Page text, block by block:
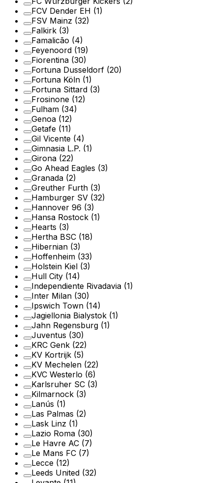
FCV Dender EH (1)
FSV Mainz (32)
Falkirk (3)
Famalicão (4)
Feyenoord (19)
Fiorentina (30)
Fortuna Dusseldorf (20)
Fortuna Köln (1)
Fortuna Sittard (3)
Frosinone (12)
Fulham (34)
Genoa (12)
Getafe (11)
Gil Vicente (4)
Gimnasia L.P. (1)
Girona (22)
Go Ahead Eagles (3)
Granada (2)
Greuther Furth (3)
Hamburger SV (32)
Hannover 96 (3)
Hansa Rostock (1)
Hearts (3)
Hertha BSC (18)
Hibernian (3)
Hoffenheim (33)
Holstein Kiel (3)
Hull City (14)
Independiente Rivadavia (1)
Inter Milan (30)
Ipswich Town (14)
Jagiellonia Bialystok (1)
Jahn Regensburg (1)
Juventus (30)
KRC Genk (22)
KV Kortrijk (5)
KV Mechelen (22)
KVC Westerlo (6)
Karlsruher SC (3)
Kilmarnock (3)
Lanús (1)
Las Palmas (2)
Lask Linz (1)
Lazio Roma (30)
Le Havre AC (7)
Le Mans FC (7)
Lecce (12)
Leeds United (32)